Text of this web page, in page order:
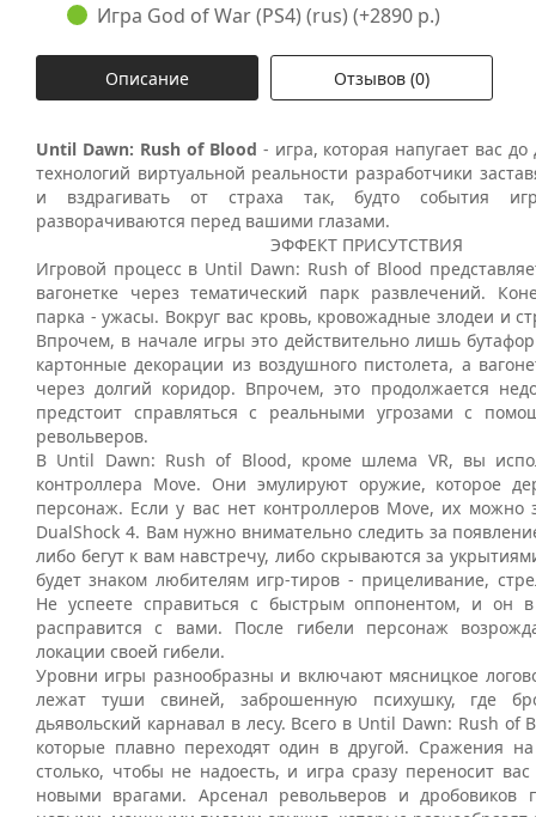
Игра God of War (PS4) (rus) (+2890 р.)
Описание Отзывов (0)
Until Dawn: Rush of Blood - игра, которая напугает вас
технологий виртуальной реальности разработчики
и вздрагивать от страха так, будто события
разворачиваются перед вашими глазами.
ЭФФЕКТ ПРИСУТСТВИЯ
Игровой процесс в Until Dawn: Rush of Blood
вагонетке через тематический парк развлечений.
парка - ужасы. Вокруг вас кровь, кровожадные злодеи и
Впрочем, в начале игры это действительно лишь
картонные декорации из воздушного пистолета, а
через долгий коридор. Впрочем, это продолжается
предстоит справляться с реальными угрозами с
револьверов.
В Until Dawn: Rush of Blood, кроме шлема VR, вы
контроллера Move. Они эмулируют оружие, которое
персонаж. Если у вас нет контроллеров Move, их
DualShock 4. Вам нужно внимательно следить за
либо бегут к вам навстречу, либо скрываются за
будет знаком любителям игр-тиров - прицеливание,
Не успеете справиться с быстрым оппонентом, и он в
расправится с вами. После гибели персонаж
локации своей гибели.
Уровни игры разнообразны и включают мясницкое
лежат туши свиней, заброшенную психушку, где
дьявольский карнавал в лесу. Всего в Until Dawn: Rush of
которые плавно переходят один в другой. Сражения
столько, чтобы не надоесть, и игра сразу переносит
новыми врагами. Арсенал револьверов и дробовиков